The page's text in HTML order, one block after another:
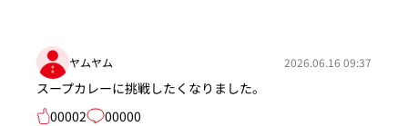
ヤムヤム 2026.06.16 09:37
スープカレーに挑戦したくなりました。
00002
00000